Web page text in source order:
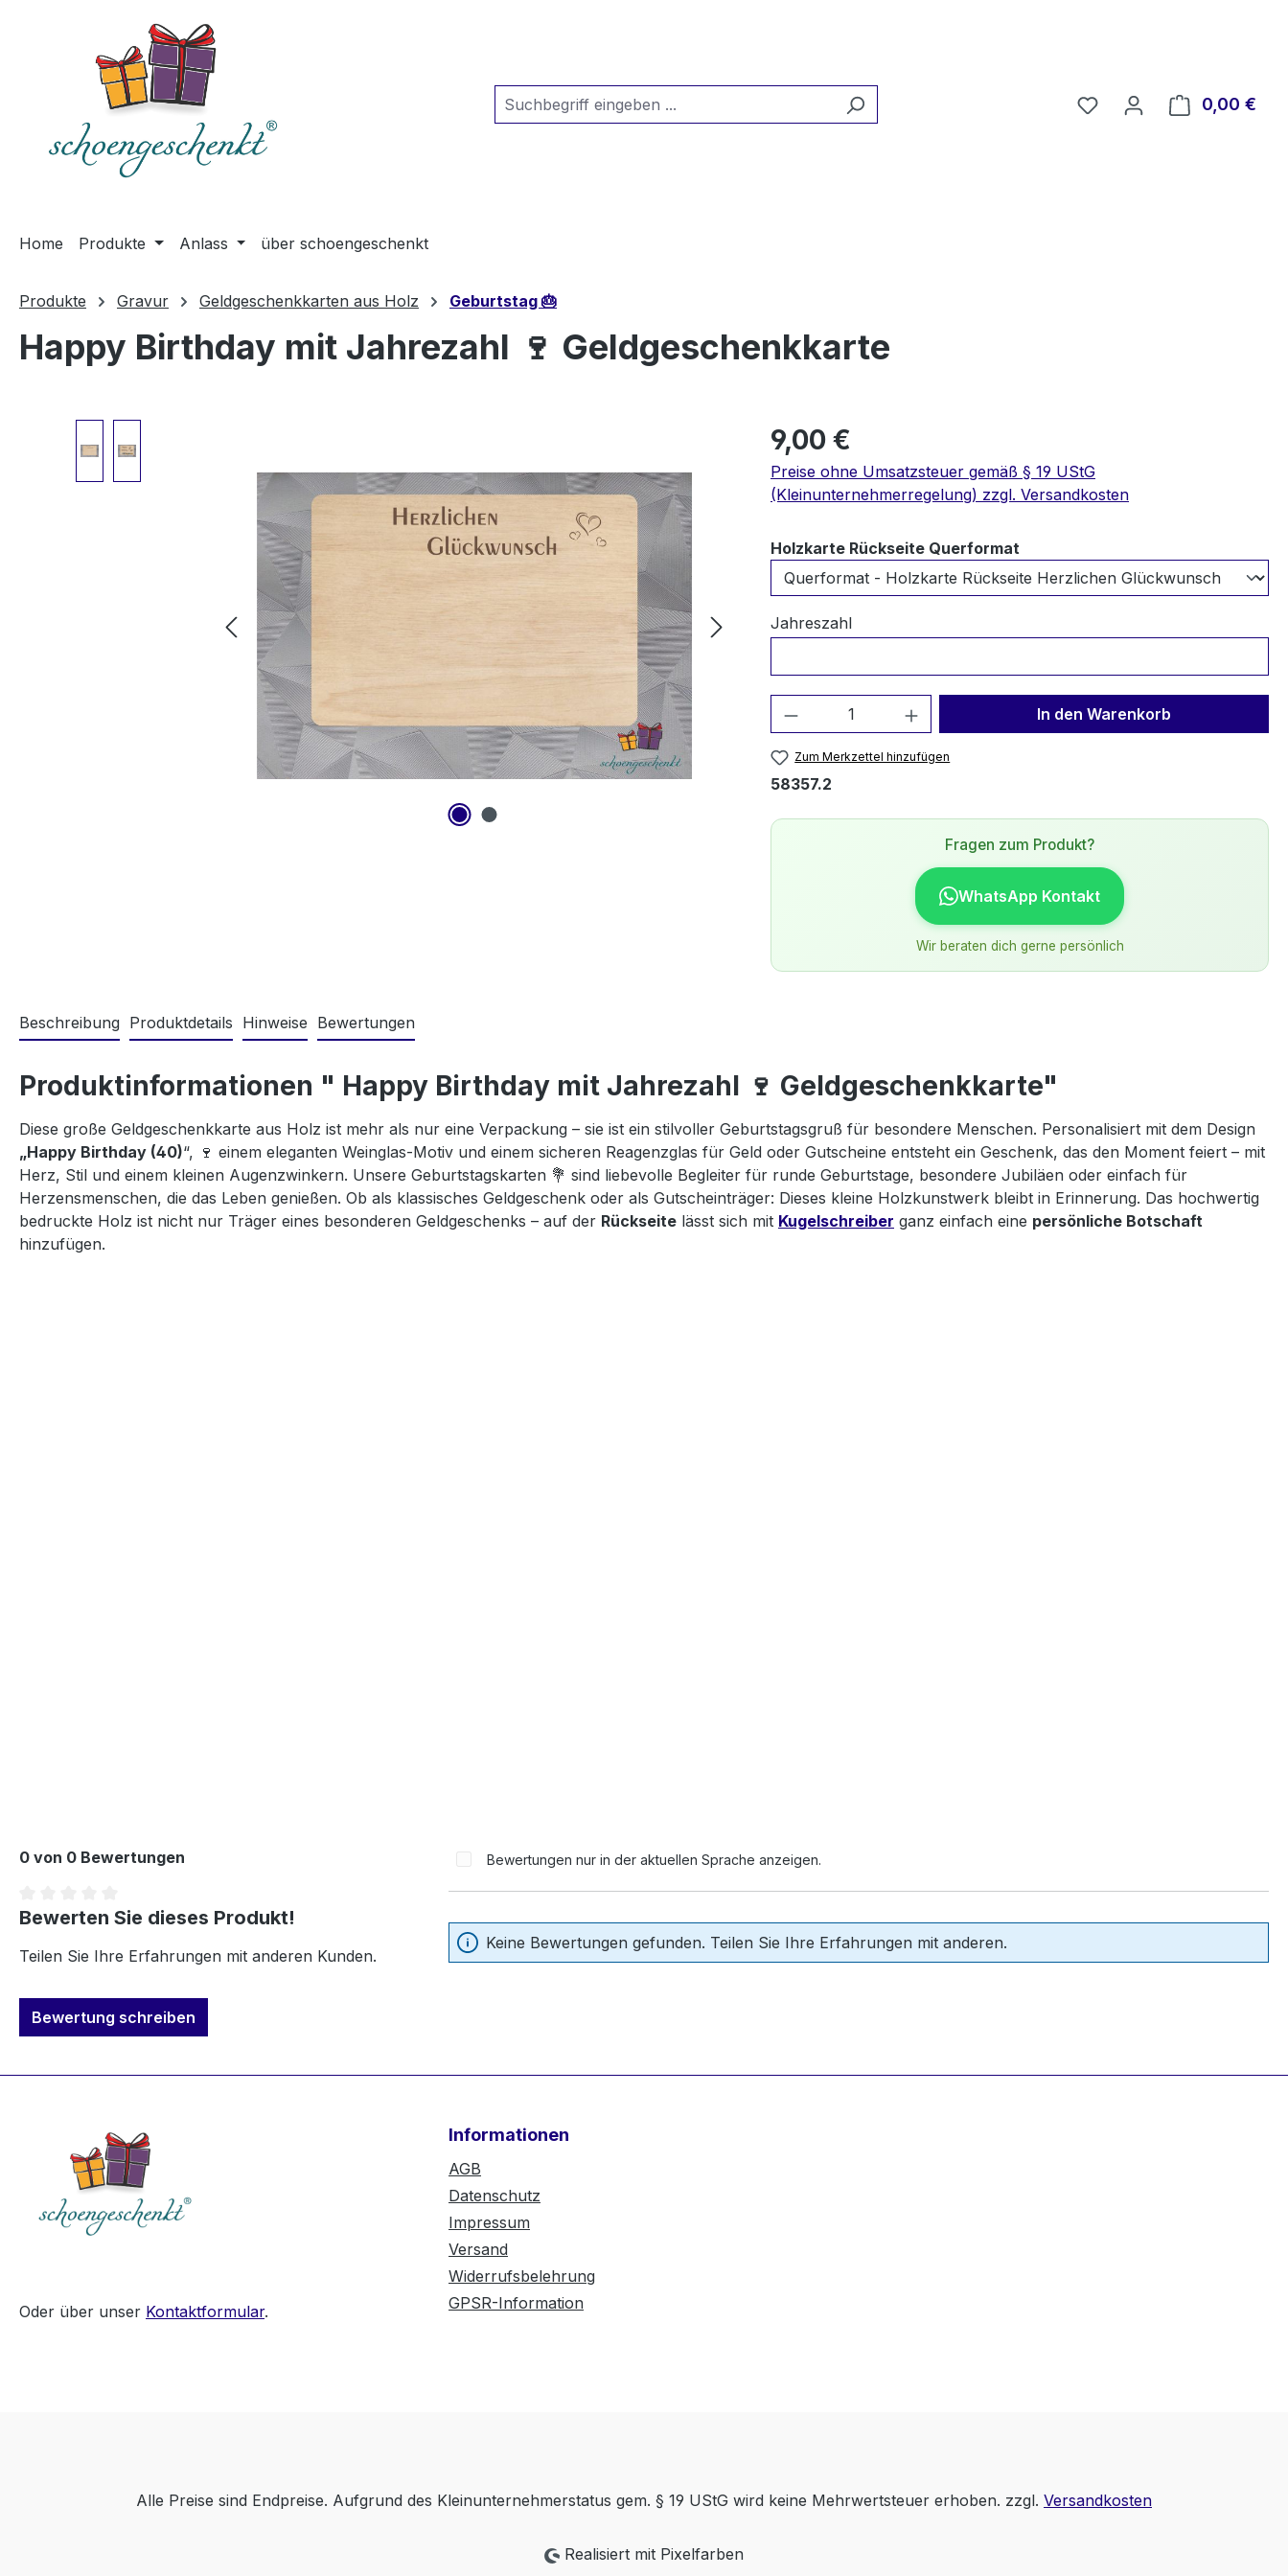
Zur Hauptnavigation springen
Du hast 0 Produkte auf
0,00 €
Home Produkte Anlass über schoengeschenkt
Produkte Gravur Geldgeschenkkarten aus Holz Geburtstag 🎂
Happy Birthday mit Jahrezahl 🍷 Geldgeschenkkarte
9,00 €
Preise ohne Umsatzsteuer gemäß § 19 UStG
(Kleinunternehmerregelung) zzgl. Versandkosten
Holzkarte Rückseite Querformat
Jahreszahl
Produkt Anzahl: Gib den gewünschten Wert
In den Warenkorb
Zum Merkzettel hinzufügen
58357.2
Fragen zum Produkt?
WhatsApp Kontakt
Wir beraten dich gerne persönlich
Beschreibung Produktdetails Hinweise Bewertungen
Produktinformationen " Happy Birthday mit Jahrezahl 🍷 Geldgeschenkkarte"
Diese große Geldgeschenkkarte aus Holz ist mehr als nur eine Verpackung – sie ist ein stilvoller Geburtstagsgruß für besondere Menschen. Personalisiert mit dem Design
„Happy Birthday (40)“, 🍷 einem eleganten Weinglas-Motiv und einem sicheren Reagenzglas für Geld oder Gutscheine entsteht ein Geschenk, das den Moment feiert – mit
Herz, Stil und einem kleinen Augenzwinkern. Unsere Geburtstagskarten 💐 sind liebevolle Begleiter für runde Geburtstage, besondere Jubiläen oder einfach für
Herzensmenschen, die das Leben genießen. Ob als klassisches Geldgeschenk oder als Gutscheinträger: Dieses kleine Holzkunstwerk bleibt in Erinnerung. Das hochwertig
bedruckte Holz ist nicht nur Träger eines besonderen Geldgeschenks – auf der Rückseite lässt sich mit Kugelschreiber ganz einfach eine persönliche Botschaft
hinzufügen.
0 von 0 Bewertungen
Durchschnittliche Bewertung von 0 von 5 Sternen
Bewerten Sie dieses Produkt!
Teilen Sie Ihre Erfahrungen mit anderen Kunden.
Bewertung schreiben
Bewertungen nur in der aktuellen Sprache anzeigen.
Keine Bewertungen gefunden. Teilen Sie Ihre Erfahrungen mit anderen.
Oder über unser Kontaktformular.
Informationen
AGB
Datenschutz
Impressum
Versand
Widerrufsbelehrung
GPSR-Information
Alle Preise sind Endpreise. Aufgrund des Kleinunternehmerstatus gem. § 19 UStG wird keine Mehrwertsteuer erhoben. zzgl. Versandkosten
Realisiert mit Pixelfarben